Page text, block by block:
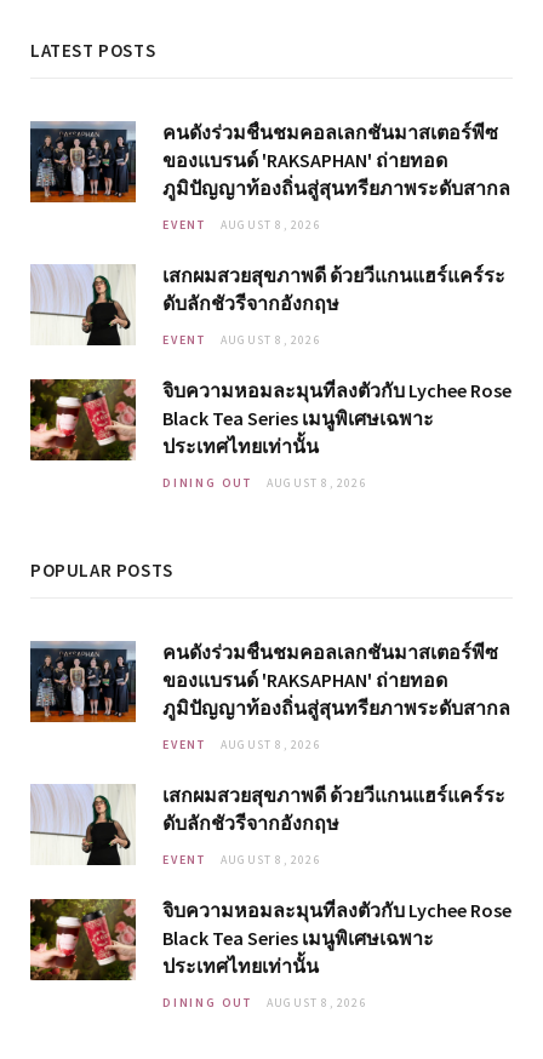
LATEST POSTS
คนดังร่วมชื่นชมคอลเลกชันมาสเตอร์พีซ
ของแบรนด์ 'RAKSAPHAN' ถ่ายทอด
ภูมิปัญญาท้องถิ่นสู่สุนทรียภาพระดับสากล
EVENT AUGUST 8, 2026
เสกผมสวยสุขภาพดี ด้วยวีแกนแฮร์แคร์ระ
ดับลักชัวรีจากอังกฤษ
EVENT AUGUST 8, 2026
จิบความหอมละมุนที่ลงตัวกับ Lychee Rose
Black Tea Series เมนูพิเศษเฉพาะ
ประเทศไทยเท่านั้น
DINING OUT AUGUST 8, 2026
POPULAR POSTS
คนดังร่วมชื่นชมคอลเลกชันมาสเตอร์พีซ
ของแบรนด์ 'RAKSAPHAN' ถ่ายทอด
ภูมิปัญญาท้องถิ่นสู่สุนทรียภาพระดับสากล
EVENT AUGUST 8, 2026
เสกผมสวยสุขภาพดี ด้วยวีแกนแฮร์แคร์ระ
ดับลักชัวรีจากอังกฤษ
EVENT AUGUST 8, 2026
จิบความหอมละมุนที่ลงตัวกับ Lychee Rose
Black Tea Series เมนูพิเศษเฉพาะ
ประเทศไทยเท่านั้น
DINING OUT AUGUST 8, 2026